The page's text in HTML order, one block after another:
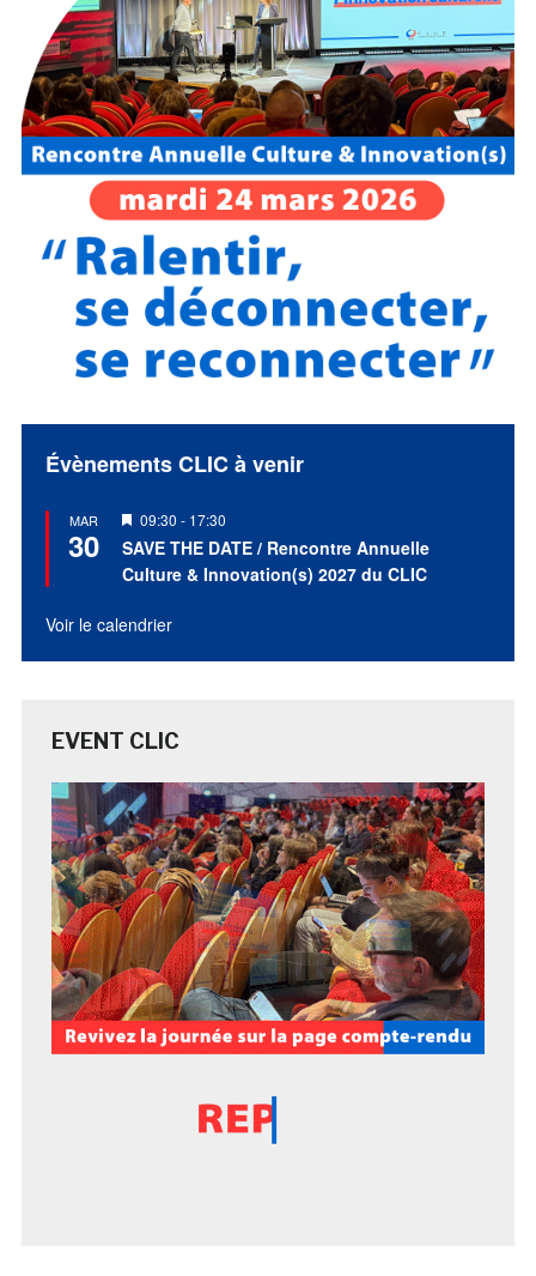
Évènements CLIC à venir
MAR
30
Mis
en
avant
09:30 - 17:30
SAVE THE DATE / Rencontre Annuelle
Culture & Innovation(s) 2027 du CLIC
Voir le calendrier
EVENT CLIC